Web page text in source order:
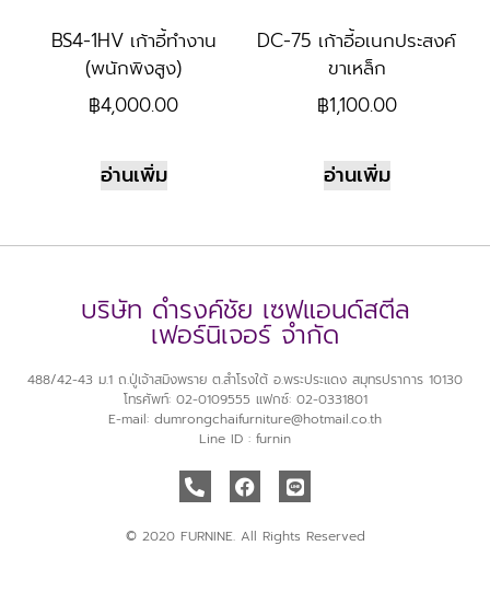
BS4-1HV เก้าอี้ทำงาน
(พนักพิงสูง)
฿4,000.00
อ่านเพิ่ม
DC-75 เก้าอี้อเนกประสงค์
ขาเหล็ก
฿1,100.00
อ่านเพิ่ม
บริษัท ดำรงค์ชัย เซฟแอนด์สตีล
เฟอร์นิเจอร์ จำกัด
488/42-43 ม.1 ถ.ปู่เจ้าสมิงพราย ต.สำโรงใต้ อ.พระประแดง สมุทรปราการ 10130
โทรศัพท์: 02-0109555 แฟกซ์: 02-0331801
E-mail: dumrongchaifurniture@hotmail.co.th
Line ID : furnin
© 2020 FURNINE. All Rights Reserved